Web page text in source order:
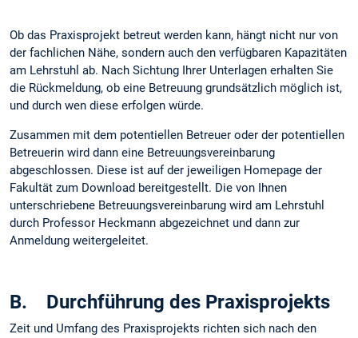
Ob das Praxisprojekt betreut werden kann, hängt nicht nur von
der fachlichen Nähe, sondern auch den verfügbaren Kapazitäten
am Lehrstuhl ab. Nach Sichtung Ihrer Unterlagen erhalten Sie
die Rückmeldung, ob eine Betreuung grundsätzlich möglich ist,
und durch wen diese erfolgen würde.
Zusammen mit dem potentiellen Betreuer oder der potentiellen
Betreuerin wird dann eine Betreuungsvereinbarung
abgeschlossen. Diese ist auf der jeweiligen Homepage der
Fakultät zum Download bereitgestellt. Die von Ihnen
unterschriebene Betreuungsvereinbarung wird am Lehrstuhl
durch Professor Heckmann abgezeichnet und dann zur
Anmeldung weitergeleitet.
B. Durchführung des Praxisprojekts
Zeit und Umfang des Praxisprojekts richten sich nach den